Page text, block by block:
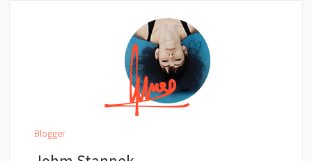
Blogger